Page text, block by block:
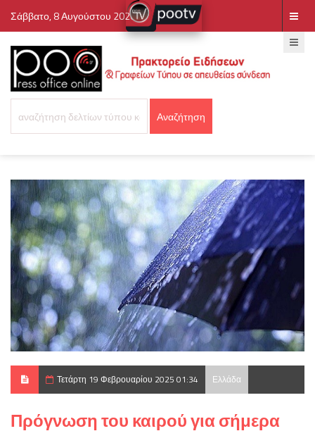
Σάββατο, 8 Αυγούστου 2026
Τετάρτη 19 Φεβρουαρίου 2025 01:34 Ελλάδα
Πρόγνωση του καιρού για σήμερα